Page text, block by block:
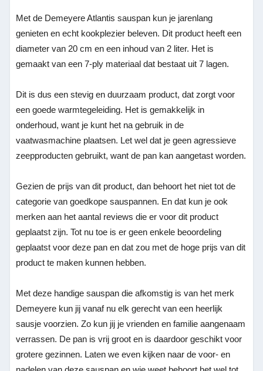
Met de Demeyere Atlantis sauspan kun je jarenlang
genieten en echt kookplezier beleven. Dit product heeft een
diameter van 20 cm en een inhoud van 2 liter. Het is
gemaakt van een 7-ply materiaal dat bestaat uit 7 lagen.
Dit is dus een stevig en duurzaam product, dat zorgt voor
een goede warmtegeleiding. Het is gemakkelijk in
onderhoud, want je kunt het na gebruik in de
vaatwasmachine plaatsen. Let wel dat je geen agressieve
zeepproducten gebruikt, want de pan kan aangetast worden.
Gezien de prijs van dit product, dan behoort het niet tot de
categorie van goedkope sauspannen. En dat kun je ook
merken aan het aantal reviews die er voor dit product
geplaatst zijn. Tot nu toe is er geen enkele beoordeling
geplaatst voor deze pan en dat zou met de hoge prijs van dit
product te maken kunnen hebben.
Met deze handige sauspan die afkomstig is van het merk
Demeyere kun jij vanaf nu elk gerecht van een heerlijk
sausje voorzien. Zo kun jij je vrienden en familie aangenaam
verrassen. De pan is vrij groot en is daardoor geschikt voor
grotere gezinnen. Laten we even kijken naar de voor- en